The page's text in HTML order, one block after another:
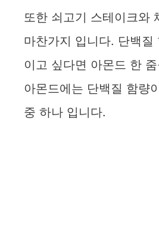
또한 쇠고기 스테이크와
마찬가지 입니다. 단백질
이고 싶다면 아몬드 한
아몬드에는 단백질 함량
중 하나 입니다.